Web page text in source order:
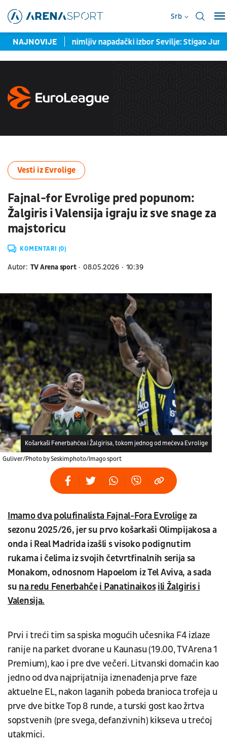
Srb
NAJNOVIJEZanimljiv napadački izbor Sevilje: Stigao Jure,
Vesti iz Evrolige
Fajnal-for Evrolige pred popunom:
Žalgiris i Valensija igraju iz sve snage za
majstoricu
KOMENTARI (0)
Autor: TV Arena sport 08.05.2026 10:39
Guliver/Photo by Seskimphoto/Imago sport
Košarkaši Fenerbahčea i Žalgirisa, tokom jednog od mečeva Evrolige
Imamo dva polufinalista Fajnal-Fora Evroligeza
sezonu 2025/26, jer su prvo košarkaši Olimpijakosa a
onda i Real Madrida izašli s visoko podignutim
rukama i čelima iz svojih četvrtfinalnih serija sa
Monakom, odnosnom Hapoelom iz Tel Aviva, a sada
su na redu Fenerbahčei Panatinaikos ili Žalgirisi
Valensija.
Prvi i treći tim sa spiska mogućih učesnika F4 izlaze
ranije na parket dvorane u Kaunasu (19.00, TV Arena 1
Premium), kao i pre dve večeri. Litvanski domaćin kao
jedno od dva najprijatnija iznenađenja prve faze
aktuelne EL, nakon laganih pobeda branioca trofeja u
prve dve bitke Top 8 runde, a turski gost kao žrtva
sopstvenih (pre svega, defanzivnih) kikseva u trećoj
utakmici.